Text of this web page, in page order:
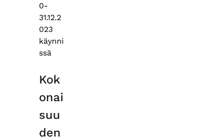
0-
31.12.2
023
käynni
ssä
Kok
onai
suu
den